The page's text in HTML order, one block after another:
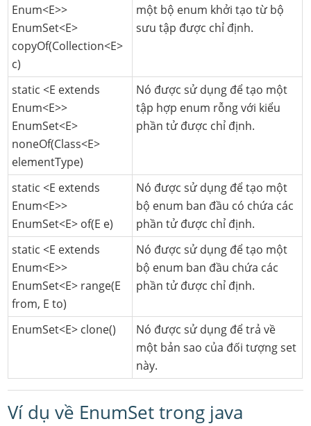
Enum<E>>
EnumSet<E>
copyOf(Collection<E>
c)
một bộ enum khởi tạo từ bộ
sưu tập được chỉ định.
static <E extends
Enum<E>>
EnumSet<E>
noneOf(Class<E>
elementType)
Nó được sử dụng để tạo một
tập hợp enum rỗng với kiểu
phần tử được chỉ định.
static <E extends
Enum<E>>
EnumSet<E> of(E e)
Nó được sử dụng để tạo một
bộ enum ban đầu có chứa các
phần tử được chỉ định.
static <E extends
Enum<E>>
EnumSet<E> range(E
from, E to)
Nó được sử dụng để tạo một
bộ enum ban đầu chứa các
phần tử được chỉ định.
EnumSet<E> clone()
Nó được sử dụng để trả về
một bản sao của đối tượng set
này.
Ví dụ về EnumSet trong java